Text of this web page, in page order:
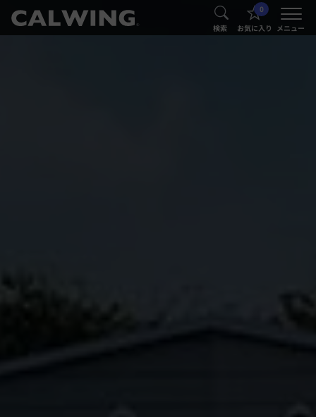
® 検索
0
お気に入り メニュー
®